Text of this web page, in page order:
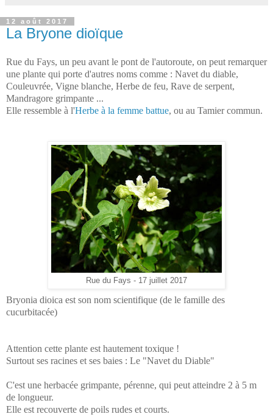
12 août 2017
La Bryone dioïque
Rue du Fays, un peu avant le pont de l'autoroute, on peut remarquer
une plante qui porte d'autres noms comme : Navet du diable,
Couleuvrée, Vigne blanche, Herbe de feu, Rave de serpent,
Mandragore grimpante ...
Elle ressemble à l'Herbe à la femme battue, ou au Tamier commun.
Rue du Fays - 17 juillet 2017
Bryonia dioica est son nom scientifique (de le famille des
cucurbitacée)
Attention cette plante est hautement toxique !
Surtout ses racines et ses baies : Le "Navet du Diable"
C'est une herbacée grimpante, pérenne, qui peut atteindre 2 à 5 m
de longueur.
Elle est recouverte de poils rudes et courts.